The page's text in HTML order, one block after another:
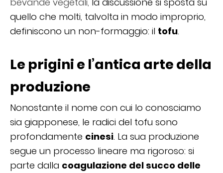
quello che molti, talvolta in modo improprio,
definiscono un non-formaggio: il tofu.
Le prigini e l’antica arte della
produzione
Nonostante il nome con cui lo conosciamo
sia giapponese, le radici del tofu sono
profondamente cinesi. La sua produzione
segue un processo lineare ma rigoroso: si
parte dalla coagulazione del succo delle